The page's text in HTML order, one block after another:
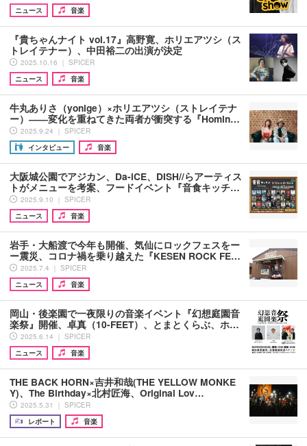
ニュース
音楽
『貴ちゃんナイト vol.17』高野寛、ホリエアツシ（ス
トレイテナー）、中田裕二の出演が決定
2025.10.16 ｜ SPICER
ニュース
音楽
牛丸ありさ（yonige）×ホリエアツシ（ストレイテナ
ー）――変化を重ねてきた両者が衝突する『Homin…
2025.9.24 ｜ SPICER
インタビュー
音楽
大阪城公園でアジカン、Da-iCE、DISH//らアーティス
トがメニューを考案、フードイベント『音食キッチ…
2025.9.10 ｜ SPICER
ニュース
音楽
岩手・大船渡で今年も開催、気仙にロックフェスをー
ー震災、コロナ禍を乗り越えた『KESEN ROCK FE…
2025.7.4 ｜ SPICER
ニュース
音楽
岡山・後楽園で一夜限りの音楽イベント『幻想庭園音
楽祭』開催、卓真（10-FEET）、とまとくらぶ、ホ…
2025.6.14 ｜ SPICER
ニュース
音楽
THE BACK HORN×吉井和哉(THE YELLOW MONKE
Y)、The Birthday×北村匠海、Original Lov…
2025.5.31 ｜ SPICER
レポート
音楽